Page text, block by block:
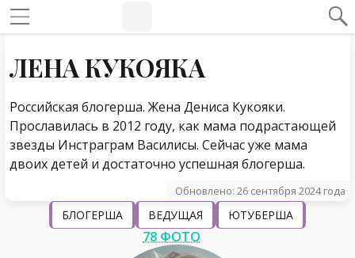
ЛЕНА КУКОЯКА
Российская блогерша. Жена Дениса Кукояки.
Прославилась в 2012 году, как мама подрастающей
звезды Инстраграм Василисы. Сейчас уже мама
двоих детей и достаточно успешная блогерша.
Обновлено: 26 сентября 2024 года
БЛОГЕРША ВЕДУЩАЯ ЮТУБЕРША
78 ФОТО